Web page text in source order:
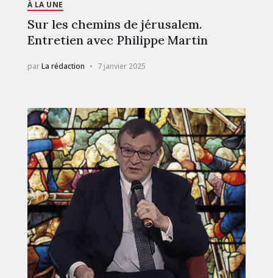
À LA UNE
Sur les chemins de jérusalem.
Entretien avec Philippe Martin
parLa rédaction 7 janvier 2025